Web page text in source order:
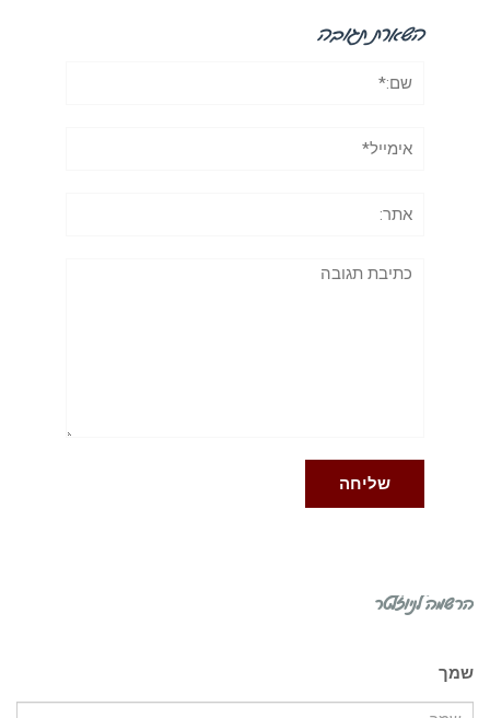
השארת תגובה
הרשמה לניוזלטר
שמך